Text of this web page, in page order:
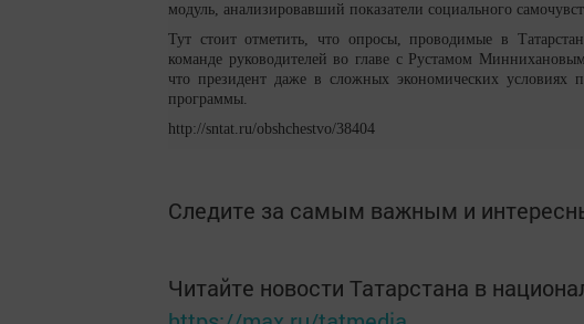
модуль, анализировавший показатели социального
Тут стоит отметить, что опросы, проводимые в
команде руководителей во главе с Рустамом
что президент даже в сложных экономических условиях
программы.
http://sntat.ru/obshchestvo/38404
Следите за самым важным и
Читайте новости Татарстана в